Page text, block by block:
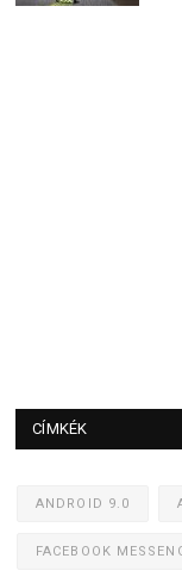
CÍMKÉK
ANDROID 9.0
FACEBOOK